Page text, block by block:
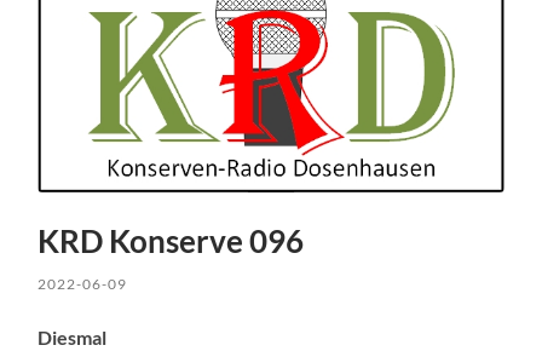
KRD Konserve 096
2022-06-09
Diesmal